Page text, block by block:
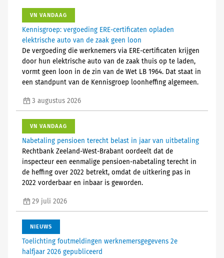
VN VANDAAG
Kennisgroep: vergoeding ERE-certificaten opladen
elektrische auto van de zaak geen loon
De vergoeding die werknemers via ERE-certificaten krijgen
door hun elektrische auto van de zaak thuis op te laden,
vormt geen loon in de zin van de Wet LB 1964. Dat staat in
een standpunt van de Kennisgroep loonheffing algemeen.
3 augustus 2026
VN VANDAAG
Nabetaling pensioen terecht belast in jaar van uitbetaling
Rechtbank Zeeland-West-Brabant oordeelt dat de
inspecteur een eenmalige pensioen-nabetaling terecht in
de heffing over 2022 betrekt, omdat de uitkering pas in
2022 vorderbaar en inbaar is geworden.
29 juli 2026
NIEUWS
Toelichting foutmeldingen werknemersgegevens 2e
halfjaar 2026 gepubliceerd